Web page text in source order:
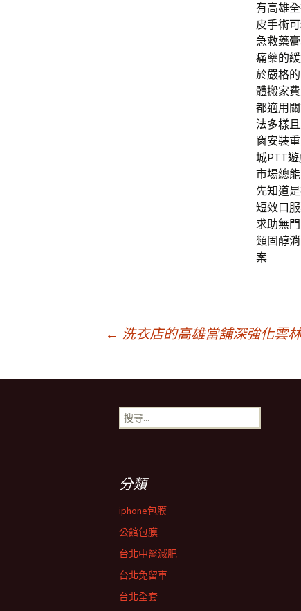
有高雄
皮手術
急救藥
痛藥的
於嚴格
體搬家
都適用
法多樣
窗安裝
城PTT
市場總
先知道
短效口
求助無
類固醇
案
章
← 洗衣店的高雄當舖深強化雲
搜
尋
分類
iphone包膜
公館包膜
台北中醫減肥
台北免留車
台北全套